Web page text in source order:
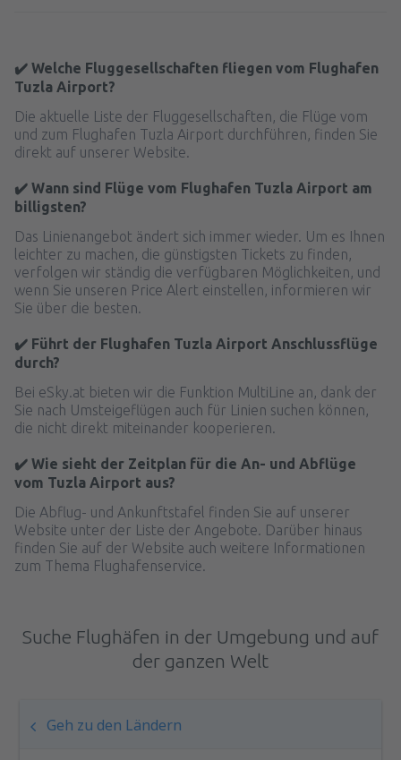
✔️ Welche Fluggesellschaften fliegen vom Flughafen
Tuzla Airport?
Die aktuelle Liste der Fluggesellschaften, die Flüge vom
und zum Flughafen Tuzla Airport durchführen, finden Sie
direkt auf unserer Website.
✔️ Wann sind Flüge vom Flughafen Tuzla Airport am
billigsten?
Das Linienangebot ändert sich immer wieder. Um es Ihnen
leichter zu machen, die günstigsten Tickets zu finden,
verfolgen wir ständig die verfügbaren Möglichkeiten, und
wenn Sie unseren Price Alert einstellen, informieren wir
Sie über die besten.
✔️ Führt der Flughafen Tuzla Airport Anschlussflüge
durch?
Bei eSky.at bieten wir die Funktion MultiLine an, dank der
Sie nach Umsteigeflügen auch für Linien suchen können,
die nicht direkt miteinander kooperieren.
✔️ Wie sieht der Zeitplan für die An- und Abflüge
vom Tuzla Airport aus?
Die Abflug- und Ankunftstafel finden Sie auf unserer
Website unter der Liste der Angebote. Darüber hinaus
finden Sie auf der Website auch weitere Informationen
zum Thema Flughafenservice.
Suche Flughäfen in der Umgebung und auf
der ganzen Welt
Geh zu den Ländern